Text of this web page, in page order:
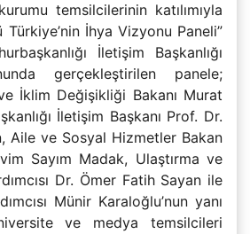
temsilcilerinin katılımıyla
Türkiye’nin İhya Vizyonu Paneli”
İletişim Başkanlığı
gerçekleştirilen panele;
İklim Değişikliği Bakanı Murat
İletişim Başkanı Prof. Dr.
Aile ve Sosyal Hizmetler Bakan
Sayım Madak, Ulaştırma ve
Dr. Ömer Fatih Sayan ile
Münir Karaloğlu’nun yanı
ve medya temsilcileri